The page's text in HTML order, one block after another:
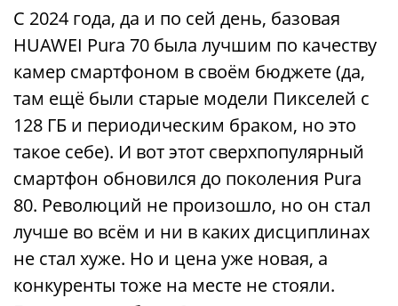
С 2024 года, да и по сей день, базовая
HUAWEI Pura 70 была лучшим по качеству
камер смартфоном в своём бюджете (да,
там ещё были старые модели Пикселей с
128 ГБ и периодическим браком, но это
такое себе). И вот этот сверхпопулярный
смартфон обновился до поколения Pura
80. Революций не произошло, но он стал
лучше во всём и ни в каких дисциплинах
не стал хуже. Но и цена уже новая, а
конкуренты тоже на месте не стояли.